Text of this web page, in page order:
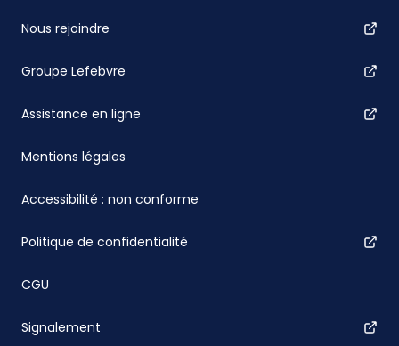
Nous rejoindre
Groupe Lefebvre
Assistance en ligne
Mentions légales
Accessibilité : non conforme
Politique de confidentialité
CGU
Signalement